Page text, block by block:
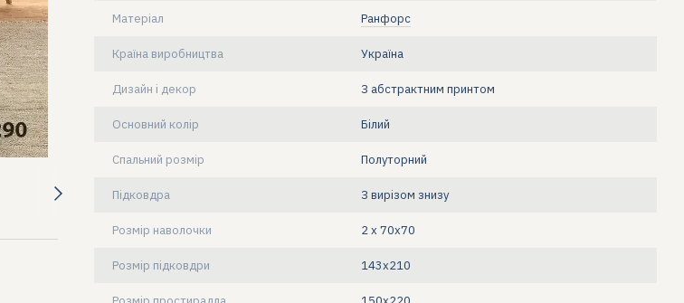
Матеріал Ранфорс
Країна виробництва Україна
Дизайн і декор З абстрактним принтом
Основний колір Білий
Спальний розмір Полуторний
Підковдра З вирізом знизу
Розмір наволочки 2 х 70х70
Розмір підковдри 143x210